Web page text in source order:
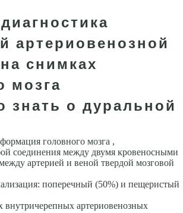
артериовенозной
снимках
мозга
знать о дуральной
головного мозга ,
соединения между двумя кровеносными
артерией и веной твердой мозговой
поперечный (50%) и пе­щеристый
внутричерепных артериовенозных